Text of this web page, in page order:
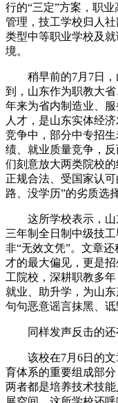
行的“三定”方案，职
管理，技工学校归人
类型中等职业学校及
境。
稍早前的7月7日
到，山东作为职教大
年来为省内制造业、
人才，是山东实体经
竞争中，部分中专招
绩、就业质量竞争，
们刻意放大两类院校
正规合法、受国家认
路、没学历”的劣质选择
这所学校表示，
三年制全日制中级技
非“无效文凭”。文章
才的最大偏见，更是
工院校，深耕职教多
就业、助升学，为山
句句恶意谣言抹黑、诋
同样发声反击的
该校在7月6日的
育体系的重要组成部
两者都是培养技术技